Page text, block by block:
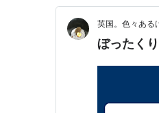
英国。色々ある
ぼったくり